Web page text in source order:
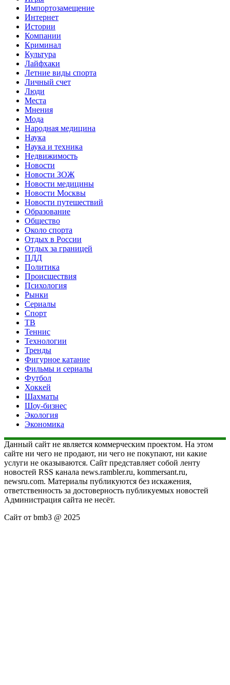
Импортозамещение
Интернет
Истории
Компании
Криминал
Культура
Лайфхаки
Летние виды спорта
Личный счет
Люди
Места
Мнения
Мода
Народная медицина
Наука
Наука и техника
Недвижимость
Новости
Новости ЗОЖ
Новости медицины
Новости Москвы
Новости путешествий
Образование
Общество
Около спорта
Отдых в России
Отдых за границей
ПДД
Политика
Происшествия
Психология
Рынки
Сериалы
Спорт
ТВ
Теннис
Технологии
Тренды
Фигурное катание
Фильмы и сериалы
Футбол
Хоккей
Шахматы
Шоу-бизнес
Экология
Экономика
Данный сайт не является коммерческим проектом. На этом
сайте ни чего не продают, ни чего не покупают, ни какие
услуги не оказываются. Сайт представляет собой ленту
новостей RSS канала news.rambler.ru, kommersant.ru,
newsru.com. Материалы публикуются без искажения,
ответственность за достоверность публикуемых новостей
Администрация сайта не несёт.
Сайт от bmb3 @ 2025